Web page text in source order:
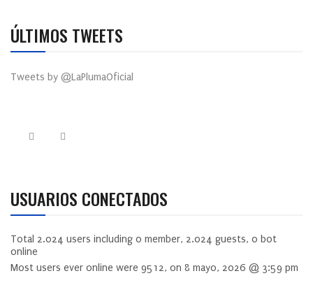
ÚLTIMOS TWEETS
Tweets by @LaPlumaOficial
USUARIOS CONECTADOS
Total 2.024 users including 0 member, 2.024 guests, 0 bot
online
Most users ever online were 9512, on 8 mayo, 2026 @ 3:59 pm